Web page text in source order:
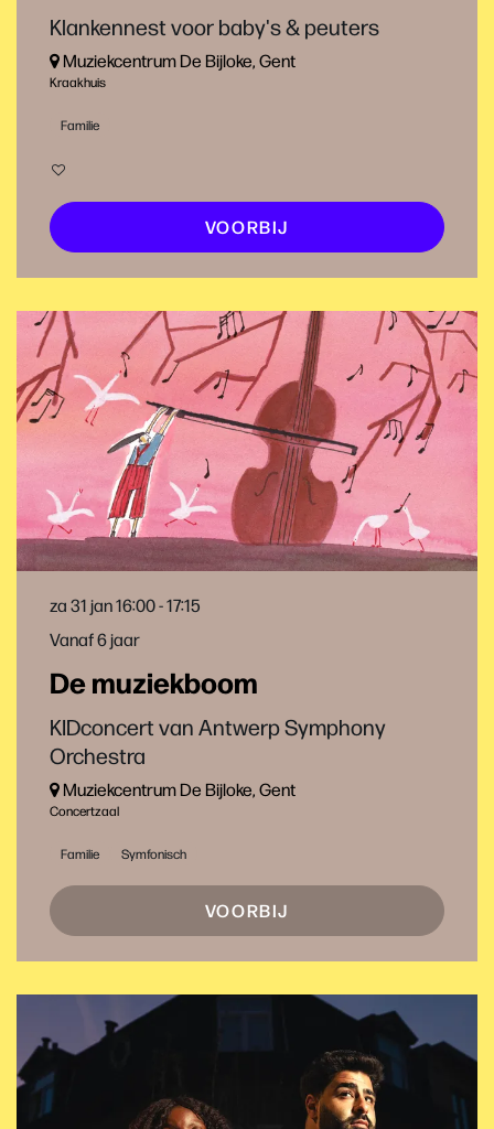
Klankennest voor baby's & peuters
Muziekcentrum De Bijloke, Gent
Kraakhuis
Familie
VOORBIJ
De muziekboom
KIDconcert van Antwerp Symphony
Orchestra
Vanaf 6 jaar
za 31 jan16:00 - 17:15
Muziekcentrum De Bijloke, Gent
Concertzaal
Familie Symfonisch
VOORBIJ